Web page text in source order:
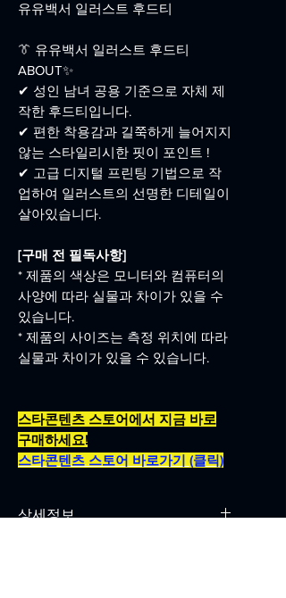
유유백서 일러스트 후드티
👔 유유백서 일러스트 후드티
ABOUT✨
✔ 성인 남녀 공용 기준으로 자체 제
작한 후드티입니다.
✔ 편한 착용감과 길쭉하게 늘어지지
않는 스타일리시한 핏이 포인트 !
✔ 고급 디지털 프린팅 기법으로 작
업하여 일러스트의 선명한 디테일이
살아있습니다.
[구매 전 필독사항]
* 제품의 색상은 모니터와 컴퓨터의
사양에 따라 실물과 차이가 있을 수
있습니다.
* 제품의 사이즈는 측정 위치에 따라
실물과 차이가 있을 수 있습니다.
스타콘텐츠 스토어에서 지금 바로
구매하세요!
스타콘텐츠 스토어 바로가기 (클릭)
상세정보